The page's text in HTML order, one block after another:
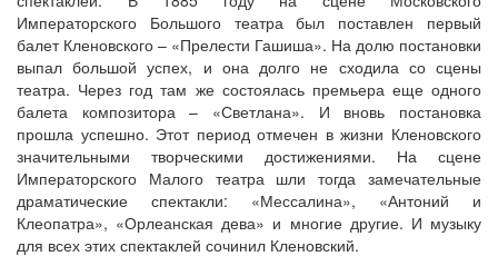
Императорского Большого театра был поставлен первый
балет Кленовского – «Прелести Гашиша». На долю постановки
выпал большой успех, и она долго не сходила со сцены
театра. Через год там же состоялась премьера еще одного
балета композитора – «Светлана». И вновь постановка
прошла успешно. Этот период отмечен в жизни Кленовского
значительными творческими достижениями. На сцене
Императорского Малого театра шли тогда замечательные
драматические спектакли: «Мессалина», «Антоний и
Клеопатра», «Орлеанская дева» и многие другие. И музыку
для всех этих спектаклей сочинил Кленовский.